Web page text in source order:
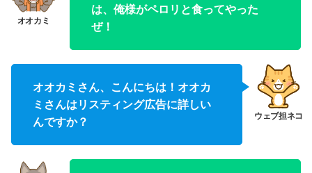
は、俺様がペロリと食ってやった
ぜ！
オオカミさん、こんにちは！オオカ
ミさんはリスティング広告に詳しい
んですか？